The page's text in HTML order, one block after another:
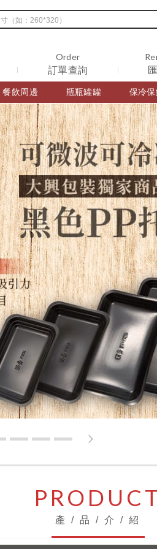
餐飲周邊 瓶瓶罐罐 保冷
Order
訂單查詢
3 4 5
PRODUCT
產 / 品 / 介 / 紹